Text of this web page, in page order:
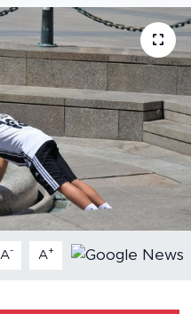
A- A+